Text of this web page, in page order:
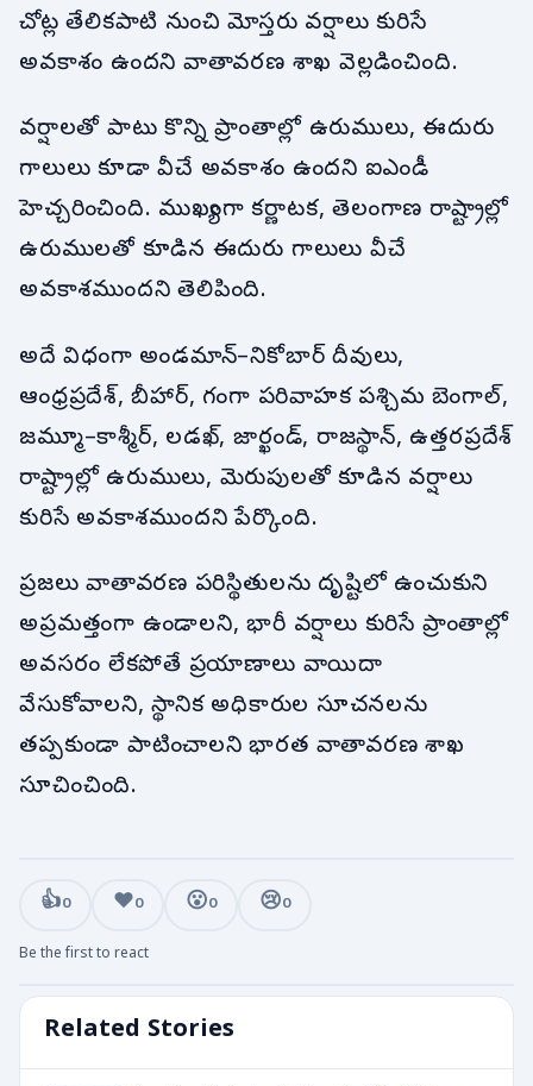
చోట్ల తేలికపాటి నుంచి మోస్తరు వర్షాలు కురిసే
అవకాశం ఉందని వాతావరణ శాఖ వెల్లడించింది.
వర్షాలతో పాటు కొన్ని ప్రాంతాల్లో ఉరుములు, ఈదురు
గాలులు కూడా వీచే అవకాశం ఉందని ఐఎండీ
హెచ్చరించింది. ముఖ్యంగా కర్ణాటక, తెలంగాణ రాష్ట్రాల్లో
ఉరుములతో కూడిన ఈదురు గాలులు వీచే
అవకాశముందని తెలిపింది.
అదే విధంగా అండమాన్–నికోబార్ దీవులు,
ఆంధ్రప్రదేశ్, బీహార్, గంగా పరివాహక పశ్చిమ బెంగాల్,
జమ్మూ–కాశ్మీర్, లడఖ్, జార్ఖండ్, రాజస్థాన్, ఉత్తరప్రదేశ్
రాష్ట్రాల్లో ఉరుములు, మెరుపులతో కూడిన వర్షాలు
కురిసే అవకాశముందని పేర్కొంది.
ప్రజలు వాతావరణ పరిస్థితులను దృష్టిలో ఉంచుకుని
అప్రమత్తంగా ఉండాలని, భారీ వర్షాలు కురిసే ప్రాంతాల్లో
అవసరం లేకపోతే ప్రయాణాలు వాయిదా
వేసుకోవాలని, స్థానిక అధికారుల సూచనలను
తప్పకుండా పాటించాలని భారత వాతావరణ శాఖ
సూచించింది.
Related Stories
👍0 ❤️0 😮0 😢0
Be the first to react